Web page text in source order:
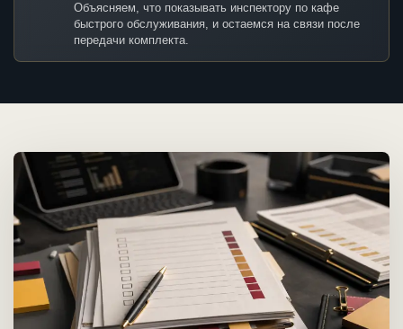
Объясняем, что показывать инспектору по кафе
быстрого обслуживания, и остаемся на связи после
передачи комплекта.